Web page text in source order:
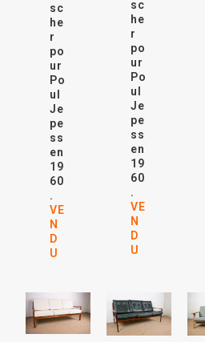
sc
he
r
po
ur
Po
ul
Je
pe
ss
en
19
60
.
VE
N
D
U
sc
he
r
po
ur
Po
ul
Je
pe
ss
en
19
60
.
VE
N
D
U